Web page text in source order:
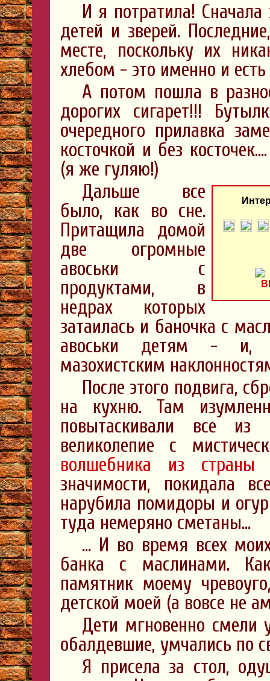
И я потратила!
детей и зверей.
месте, поскольку их
хлебом - это именно и есть
А потом пошла в
дорогих сигарет!!!
очередного прилавка
косточкой и без
(я же гуляю!)
Дальше все
было, как во сне.
Притащила домой
две огромные
авоськи с
продуктами, в
недрах которых
затаилась и баночка с
авоськи детям - и,
мазохистским
После этого подвига,
на кухню. Там
повытаскивали все
великолепие с
волшебника из страны
значимости, покидала
нарубила помидоры и
туда немеряно сметаны…
… И во время всех
банка с маслинами.
памятник моему
детской моей (а вовсе не
Дети мгновенно
обалдевшие, умчались по
Я присела за стол,